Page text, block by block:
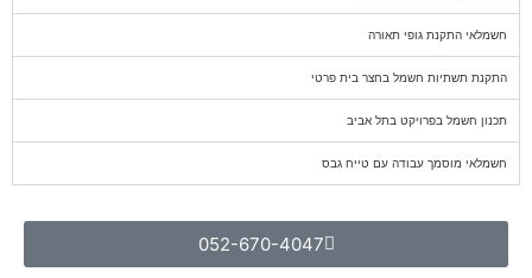
חשמלאי התקנת גופי תאורה
התקנת תשתיות חשמל בחצר בית פרטי
תכנון חשמל בפרויקט בתל אביב
חשמלאי מוסמך עבודה עם טייח גבס
052-670-4047